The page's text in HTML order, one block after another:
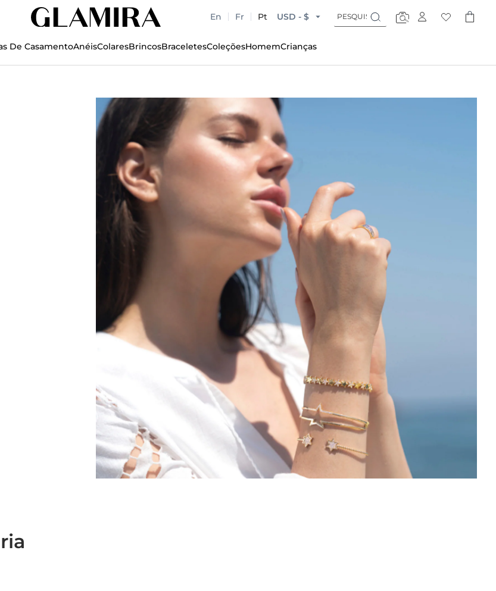
En Fr Pt
USD - $
Pesquisar
Pesquisar
Pesquisar
De CasamentoAnéisColaresBrincosBraceletesColeçõesHomemCrianças